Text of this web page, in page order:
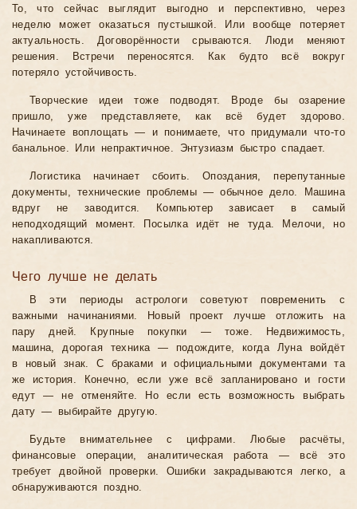
То, что сейчас выглядит выгодно и перспективно, через
неделю может оказаться пустышкой. Или вообще потеряет
актуальность. Договорённости срываются. Люди меняют
решения. Встречи переносятся. Как будто всё вокруг
потеряло устойчивость.
Творческие идеи тоже подводят. Вроде бы озарение
пришло, уже представляете, как всё будет здорово.
Начинаете воплощать — и понимаете, что придумали что-то
банальное. Или непрактичное. Энтузиазм быстро спадает.
Логистика начинает сбоить. Опоздания, перепутанные
документы, технические проблемы — обычное дело. Машина
вдруг не заводится. Компьютер зависает в самый
неподходящий момент. Посылка идёт не туда. Мелочи, но
накапливаются.
Чего лучше не делать
В эти периоды астрологи советуют повременить с
важными начинаниями. Новый проект лучше отложить на
пару дней. Крупные покупки — тоже. Недвижимость,
машина, дорогая техника — подождите, когда Луна войдёт
в новый знак. С браками и официальными документами та
же история. Конечно, если уже всё запланировано и гости
едут — не отменяйте. Но если есть возможность выбрать
дату — выбирайте другую.
Будьте внимательнее с цифрами. Любые расчёты,
финансовые операции, аналитическая работа — всё это
требует двойной проверки. Ошибки закрадываются легко, а
обнаруживаются поздно.